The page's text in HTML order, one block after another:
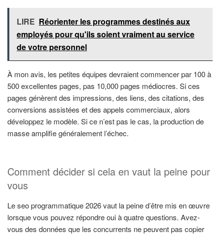
LIRE Réorienter les programmes destinés aux
employés pour qu'ils soient vraiment au service
de votre personnel
À mon avis, les petites équipes devraient commencer par 100 à
500 excellentes pages, pas 10,000 pages médiocres. Si ces
pages génèrent des impressions, des liens, des citations, des
conversions assistées et des appels commerciaux, alors
développez le modèle. Si ce n’est pas le cas, la production de
masse amplifie généralement l’échec.
Comment décider si cela en vaut la peine pour
vous
Le seo programmatique 2026 vaut la peine d’être mis en œuvre
lorsque vous pouvez répondre oui à quatre questions. Avez-
vous des données que les concurrents ne peuvent pas copier